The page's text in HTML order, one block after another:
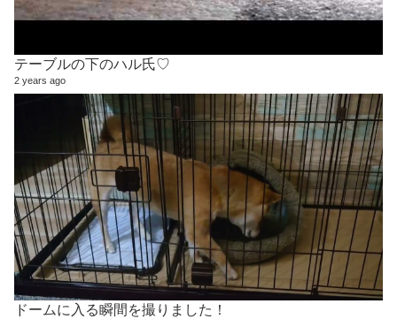
テーブルの下のハル氏♡
2 years ago
ドームに入る瞬間を撮りました！